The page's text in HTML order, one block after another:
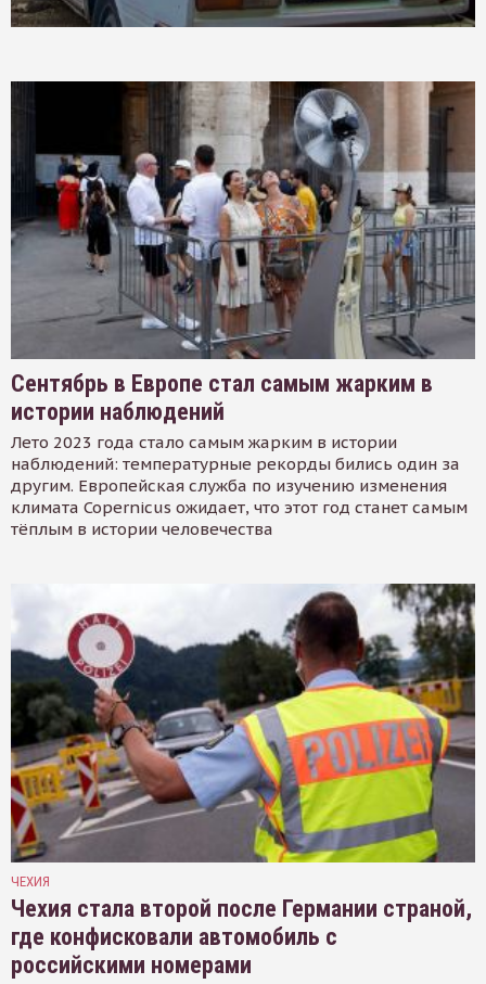
Сентябрь в Европе стал самым жарким в
истории наблюдений
Лето 2023 года стало самым жарким в истории
наблюдений: температурные рекорды бились один за
другим. Европейская служба по изучению изменения
климата Copernicus ожидает, что этот год станет самым
тёплым в истории человечества
ЧЕХИЯ
Чехия стала второй после Германии страной,
где конфисковали автомобиль с
российскими номерами